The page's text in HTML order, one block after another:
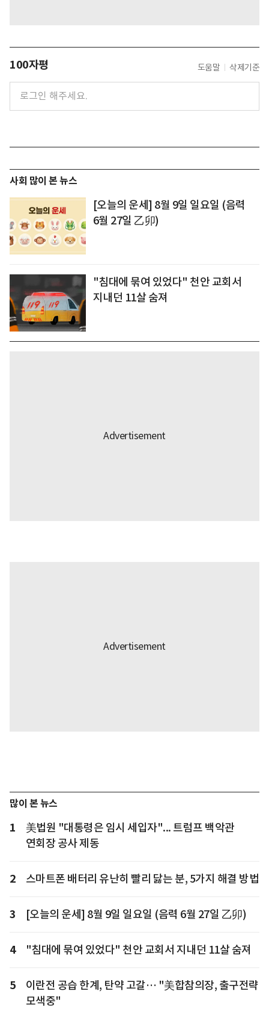
100자평 도움말 삭제기준
사회 많이 본 뉴스
[오늘의 운세] 8월 9일 일요일 (음력
6월 27일 乙卯)
"침대에 묶여 있었다" 천안 교회서
지내던 11살 숨져
많이 본 뉴스
1
美법원 "대통령은 임시 세입자"... 트럼프 백악관
연회장 공사 제동
2 스마트폰 배터리 유난히 빨리 닳는 분, 5가지 해결 방법
3 [오늘의 운세] 8월 9일 일요일 (음력 6월 27일 乙卯)
4 "침대에 묶여 있었다" 천안 교회서 지내던 11살 숨져
5
이란전 공습 한계, 탄약 고갈… "美합참의장, 출구전략
모색중"